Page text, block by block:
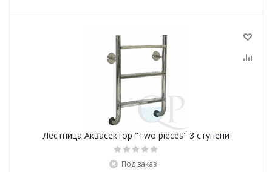
Лестница Аквасектор "Two pieces" 3 ступени
Под заказ